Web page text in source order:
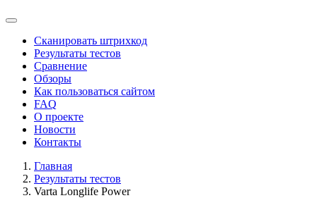
Сканировать штрихкод
Результаты тестов
Сравнение
Обзоры
Как пользоваться сайтом
FAQ
О проекте
Новости
Контакты
Главная
Результаты тестов
Varta Longlife Power